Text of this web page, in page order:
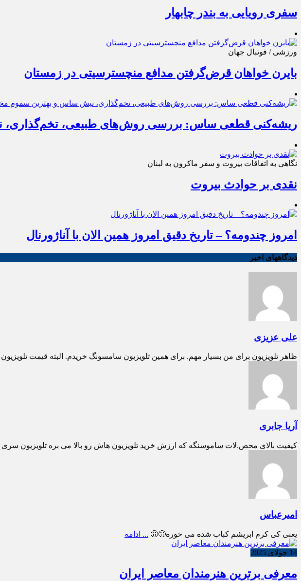
سفری رویایی به بندر چابهار
ورزشی / فوتبال جهان
بایرن خواهان قرض‌گرفتن مدافع منچسترسیتی در زمستان
ریشه‌کنی قطعی ساس: بررسی روش‌های طبیعی،
نگاهی به اتفاقات بیروت و سفر ماکرون به لبنان
نقدی بر حوادث بیروت
امروز چندومه؟ – تاریخ دقیق امروز همین الان با آناژورنال
دیدگاههای اخیر
علی عزیزی
ظاهر تلویزیون برای من بسیار مهم. برای همین تلویزیون سامسونگ خریدم. البته قیمت
آریا جابری
کیفیت بالای محص.لات ساموسنگه که ارزش خرید تلویزیون هاش رو بالا می بره تلویزیون سری Q سامسونگ بهترینن
امیرعباس
یعنی کی کرم ابریشم کباب شده می خوره🤢🤢 ... ادامه
14 جولای 2025
معرفی برترین هنرمندان معاصر ایران